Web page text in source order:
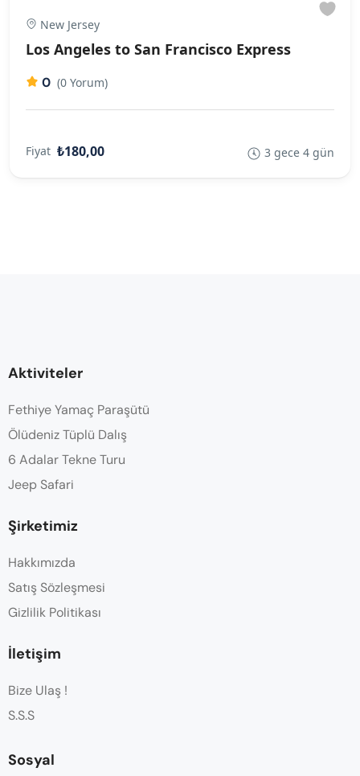
New Jersey
Los Angeles to San Francisco Express
0 (0 Yorum)
Fiyat ₺180,00 3 gece 4 gün
Aktiviteler
Fethiye Yamaç Paraşütü
Ölüdeniz Tüplü Dalış
6 Adalar Tekne Turu
Jeep Safari
Şirketimiz
Hakkımızda
Satış Sözleşmesi
Gizlilik Politikası
İletişim
Bize Ulaş !
S.S.S
Sosyal